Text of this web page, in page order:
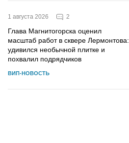
1 августа 2026 2
Глава Магнитогорска оценил
масштаб работ в сквере Лермонтова:
удивился необычной плитке и
похвалил подрядчиков
ВИП-НОВОСТЬ